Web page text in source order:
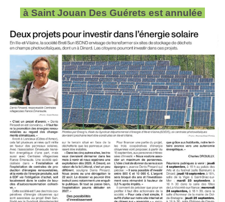
à Saint Jouan Des Guérets est annulée